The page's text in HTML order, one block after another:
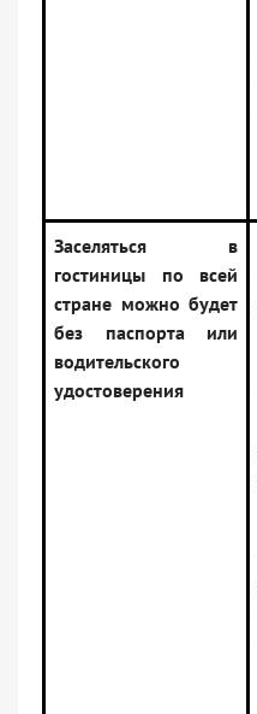
Заселяться в
гостиницы по всей
стране можно будет
без паспорта или
водительского
удостоверения